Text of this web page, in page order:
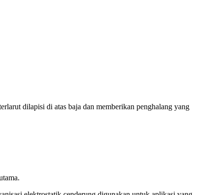
dilapisi di atas baja dan memberikan penghalang yang